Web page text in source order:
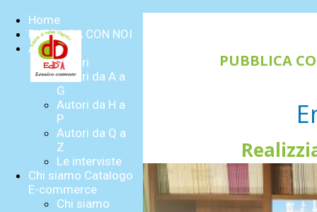
Home
PUBBLICA CON NOI
Autori
Autori
Autori da A a
G
Autori da H a
P
Autori da Q a
Z
Le interviste
Chi siamo Catalogo
E-commerce
Chi siamo
PUBBLICA